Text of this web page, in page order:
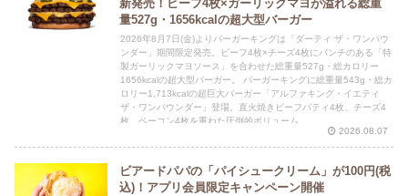
新発売！ビーフ4枚×ガーリックマヨが溢れる総重
量527g・1656kcalの超大型バーガー
2026年8月7日(金)よりバーガーキングは「ダーティ ザ・ワンパウ
ンダー」期間限定発売。ビーフ4枚×チーズ4枚にパンチのある「特
製ガーリックマヨソース」を合わせた総重量527g・総カロリー
1656kcalの超大型バーガー。 バーガーキングに総重量543g・総カ
ロリー1,713kcalの超巨大バーガー「アルファキング・イエティ
ザ・ワンパウンダー」登場。直火焼きビーフパティ4枚、チーズ4
枚、ベーコン4枚を重ねた圧倒的ボリューム。
2026.08.07
ビアードパパの「パイシュークリーム」が100円(税
込)！アプリ会員限定キャンペーン開催